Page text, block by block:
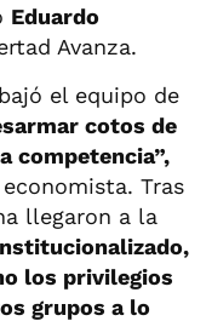
Eduardo
Avanza.
el equipo de
cotos de
competencia”,
Tras
llegaron a la
los privilegios
grupos a lo